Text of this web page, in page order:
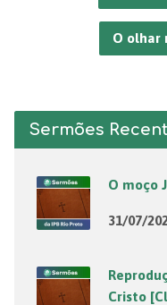
O olhar
Sermões
O moço
31/07/
Cristo